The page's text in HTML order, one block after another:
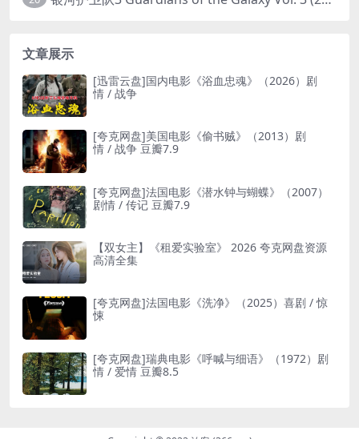
文章展示
[迅雷云盘]国内电影《浴血忠魂》（2026）剧
情 / 战争
[夸克网盘]美国电影《偷书贼》（2013）剧
情 / 战争 豆瓣7.9
[夸克网盘]法国电影《潜水钟与蝴蝶》（2007）
剧情 / 传记 豆瓣7.9
【双女主】《租爱实验室》 2026 夸克网盘资源
高清全集
[夸克网盘]法国电影《洗净》（2025）喜剧 / 惊
悚
[夸克网盘]瑞典电影《呼喊与细语》（1972）剧
情 / 爱情 豆瓣8.5